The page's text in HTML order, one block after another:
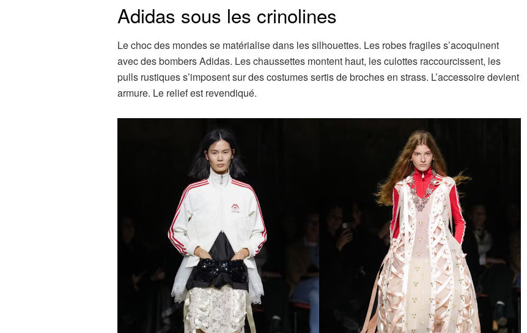
Adidas sous les crinolines
Le choc des mondes se matérialise dans les silhouettes. Les robes fragiles s’acoquinent
avec des bombers Adidas. Les chaussettes montent haut, les culottes raccourcissent, les
pulls rustiques s’imposent sur des costumes sertis de broches en strass. L’accessoire devient
armure. Le relief est revendiqué.